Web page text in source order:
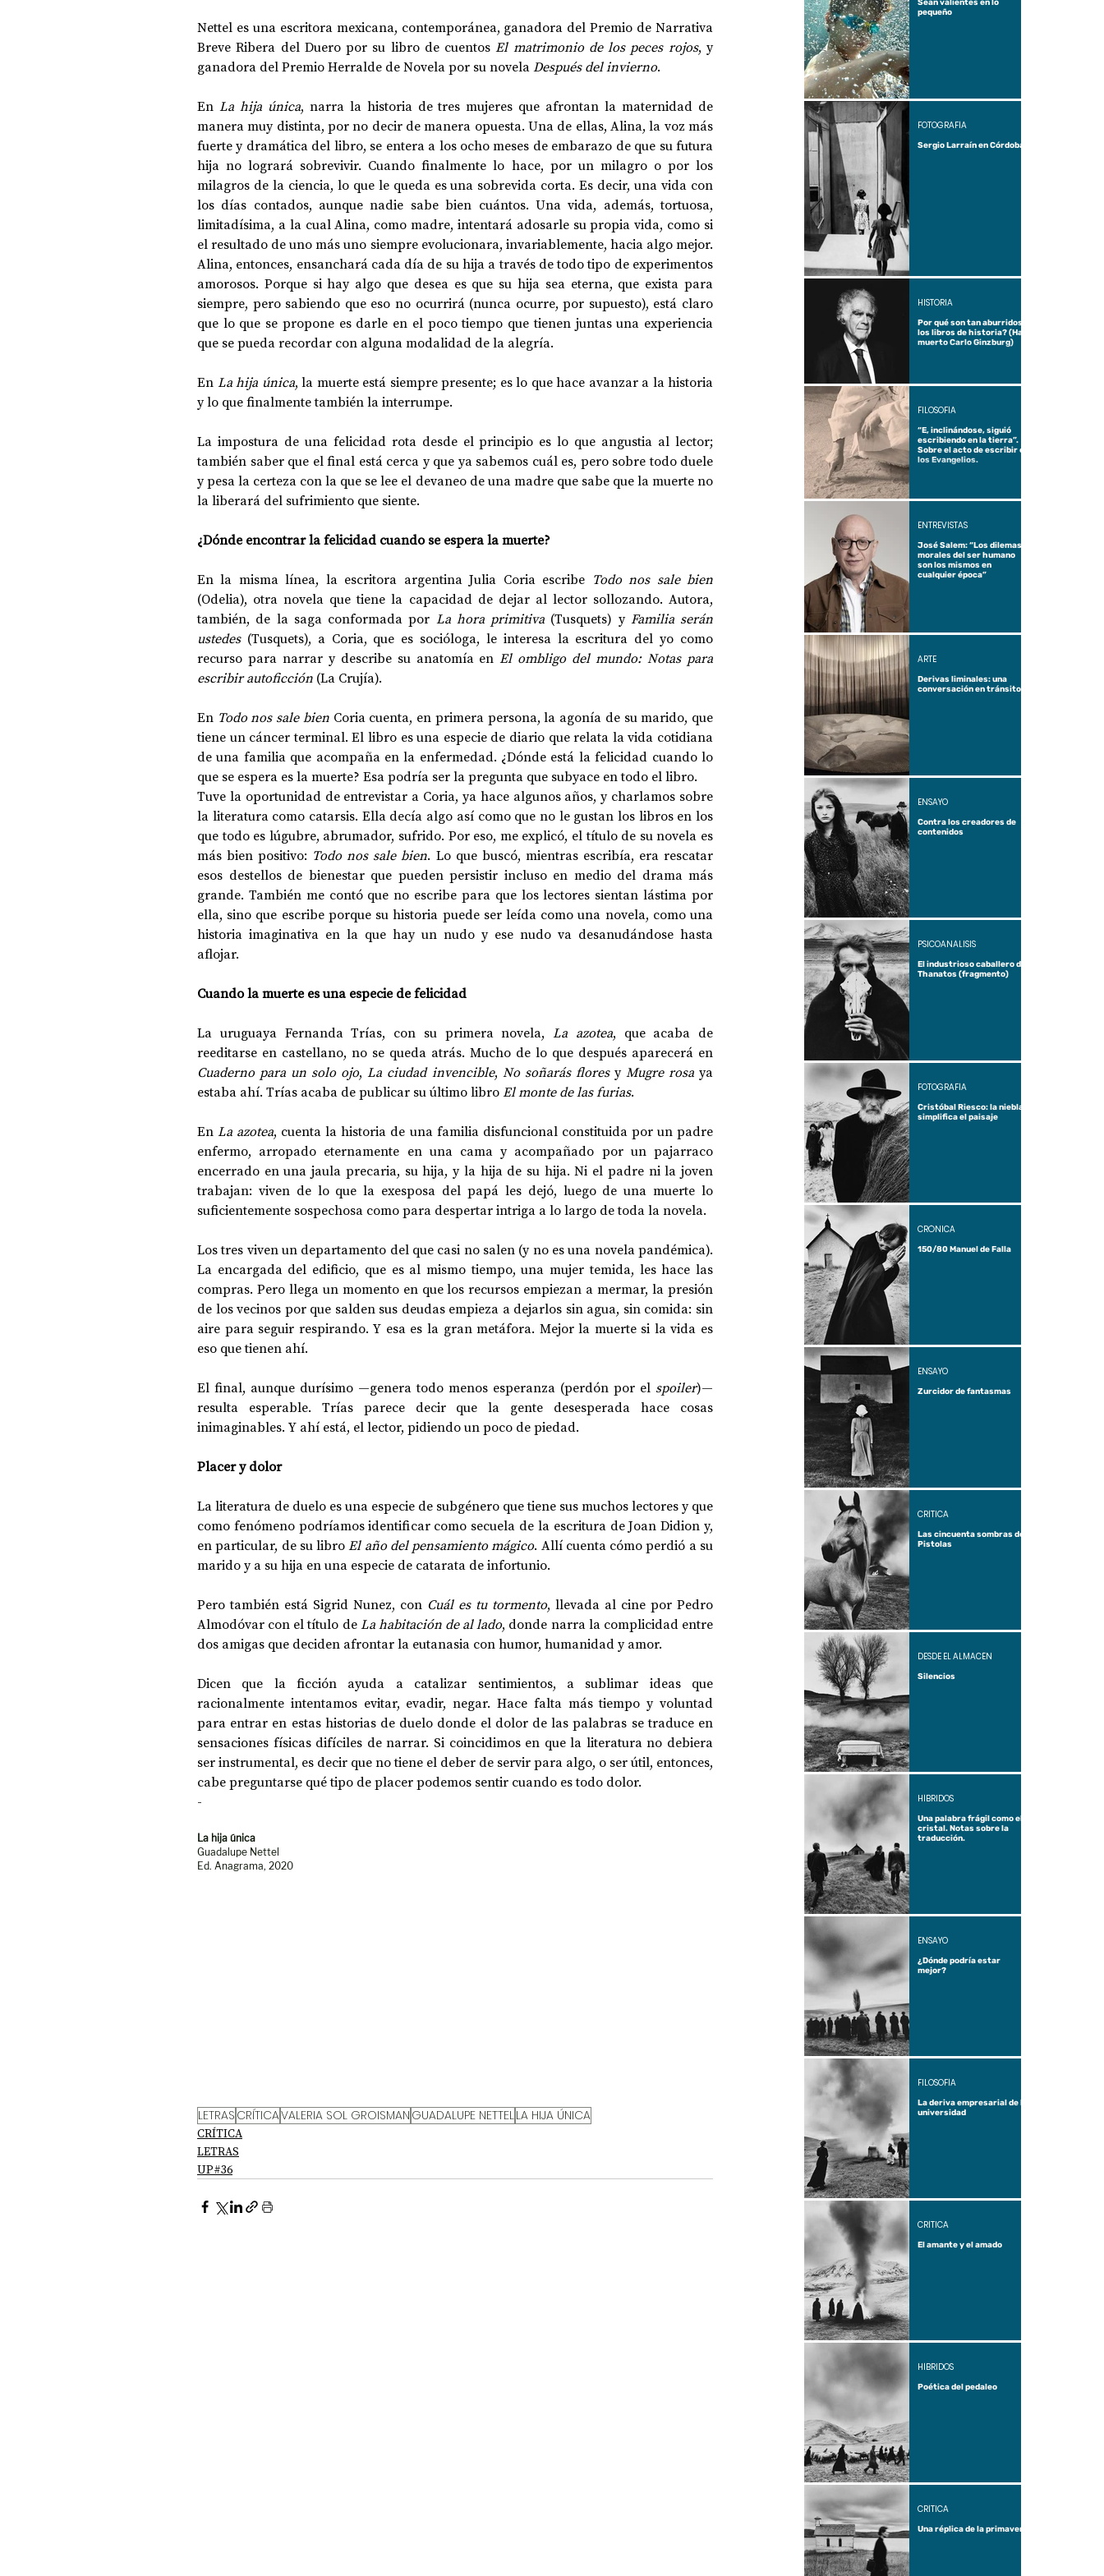
ANTROPOLOGÍA
CIENCIA Y TECNOLOGÍA
Nettel es una escritora mexicana, contemporánea, ganadora del Premio de Narrativa
Breve Ribera del Duero por su libro de cuentos El matrimonio de los peces rojos, y
ganadora del Premio Herralde de Novela por su novela Después del invierno.
En La hija única, narra la historia de tres mujeres que afrontan la maternidad de
manera muy distinta, por no decir de manera opuesta. Una de ellas, Alina, la voz más
fuerte y dramática del libro, se entera a los ocho meses de embarazo de que su futura
hija no logrará sobrevivir. Cuando finalmente lo hace, por un milagro o por los
milagros de la ciencia, lo que le queda es una sobrevida corta. Es decir, una vida con
los días contados, aunque nadie sabe bien cuántos. Una vida, además, tortuosa,
limitadísima, a la cual Alina, como madre, intentará adosarle su propia vida, como si
el resultado de uno más uno siempre evolucionara, invariablemente, hacia algo mejor.
Alina, entonces, ensanchará cada día de su hija a través de todo tipo de experimentos
amorosos. Porque si hay algo que desea es que su hija sea eterna, que exista para
siempre, pero sabiendo que eso no ocurrirá (nunca ocurre, por supuesto), está claro
que lo que se propone es darle en el poco tiempo que tienen juntas una experiencia
que se pueda recordar con alguna modalidad de la alegría.
En La hija única, la muerte está siempre presente; es lo que hace avanzar a la historia
y lo que finalmente también la interrumpe.
La impostura de una felicidad rota desde el principio es lo que angustia al lector;
también saber que el final está cerca y que ya sabemos cuál es, pero sobre todo duele
y pesa la certeza con la que se lee el devaneo de una madre que sabe que la muerte no
la liberará del sufrimiento que siente.
¿Dónde encontrar la felicidad cuando se espera la muerte?
En la misma línea, la escritora argentina Julia Coria escribe
(Odelia), otra novela que tiene la capacidad de dejar al lector sollozando. Autora,
también, de la saga conformada por La hora primitiva (Tusquets) y Familia serán
ustedes (Tusquets), a Coria, que es socióloga, le interesa la escritura del yo como
recurso para narrar y describe su anatomía en El ombligo del mundo: Notas para
escribir autoficción (La Crujía).
En Todo nos sale bien Coria cuenta, en primera persona, la agonía de su marido, que
tiene un cáncer terminal. El libro es una especie de diario que relata la vida cotidiana
de una familia que acompaña en la enfermedad. ¿Dónde está la felicidad cuando lo
que se espera es la muerte? Esa podría ser la pregunta que subyace en todo el libro.
Tuve la oportunidad de entrevistar a Coria, ya hace algunos años, y charlamos sobre
la literatura como catarsis. Ella decía algo así como que no le gustan los libros en los
que todo es lúgubre, abrumador, sufrido. Por eso, me explicó, el título de su novela es
más bien positivo: Todo nos sale bien. Lo que buscó, mientras escribía, era rescatar
esos destellos de bienestar que pueden persistir incluso en medio del drama más
grande. También me contó que no escribe para que los lectores sientan lástima por
ella, sino que escribe porque su historia puede ser leída como una novela, como una
historia imaginativa en la que hay un nudo y ese nudo va desanudándose hasta
aflojar.
Cuando la muerte es una especie de felicidad
La uruguaya Fernanda Trías, con su primera novela, La azotea, que acaba de
Cuaderno para un solo ojo, La ciudad invencible, No soñarás flores y Mugre rosa ya
estaba ahí. Trías acaba de publicar su último libro El monte de las furias.
En La azotea, cuenta la historia de una familia disfuncional constituida por un padre
enfermo, arropado eternamente en una cama y acompañado por un pajarraco
encerrado en una jaula precaria, su hija, y la hija de su hija. Ni el padre ni la joven
trabajan: viven de lo que la exesposa del papá les dejó, luego de una muerte lo
suficientemente sospechosa como para despertar intriga a lo largo de toda la novela.
Los tres viven un departamento del que casi no salen (y no es una novela pandémica).
La encargada del edificio, que es al mismo tiempo, una mujer temida, les hace las
compras. Pero llega un momento en que los recursos empiezan a mermar, la presión
de los vecinos por que salden sus deudas empieza a dejarlos sin agua, sin comida: sin
aire para seguir respirando. Y esa es la gran metáfora. Mejor la muerte si la vida es
eso que tienen ahí.
El final, aunque durísimo —genera todo menos esperanza (perdón por el spoiler)—
resulta esperable. Trías parece decir que la gente desesperada hace cosas
inimaginables. Y ahí está, el lector, pidiendo un poco de piedad.
Placer y dolor
La literatura de duelo es una especie de subgénero que tiene sus muchos lectores y que
como fenómeno podríamos identificar como secuela de la escritura de Joan Didion y,
en particular, de su libro El año del pensamiento mágico. Allí cuenta cómo perdió a su
marido y a su hija en una especie de catarata de infortunio.
Pero también está Sigrid Nunez, con Cuál es tu tormento, llevada al cine por Pedro
Almodóvar con el título de La habitación de al lado, donde narra la complicidad entre
dos amigas que deciden afrontar la eutanasia con humor, humanidad y amor.
Dicen que la ficción ayuda a catalizar sentimientos, a sublimar ideas que
racionalmente intentamos evitar, evadir, negar. Hace falta más tiempo y voluntad
para entrar en estas historias de duelo donde el dolor de las palabras se traduce en
sensaciones físicas difíciles de narrar. Si coincidimos en que la literatura no debiera
ser instrumental, es decir que no tiene el deber de servir para algo, o ser útil, entonces,
cabe preguntarse qué tipo de placer podemos sentir cuando es todo dolor.
-
La hija única
Guadalupe Nettel
Ed. Anagrama, 2020
LETRAS CRÍTICAVALERIA SOL GROISMAN GUADALUPE NETTELLA HIJA ÚNICA
CRÍTICA
LETRAS
UP#36
Sean valientes en lo
pequeño
Sergio Larraín en Córdoba
FOTOGRAFÍA
Por qué son tan aburridos
los libros de historia? (Ha
muerto Carlo Ginzburg)
HISTORIA
“E, inclinándose, siguió
escribiendo en la tierra”.
Sobre el acto de escribir en
los Evangelios.
FILOSOFÍA
José Salem: “Los dilemas
morales del ser humano
son los mismos en
cualquier época”
ENTREVISTAS
Derivas liminales: una
conversación en tránsito
ARTE
Contra los creadores de
contenidos
ENSAYO
El industrioso caballero de
Thanatos (fragmento)
PSICOANÁLISIS
Cristóbal Riesco: la niebla
simplifica el paisaje
FOTOGRAFÍA
150/80 Manuel de Falla
CRÓNICA
Zurcidor de fantasmas
ENSAYO
Las cincuenta sombras de
Pistolas
CRÍTICA
Silencios
DESDE EL ALMACÉN
Una palabra frágil como el
cristal. Notas sobre la
traducción.
HÍBRIDOS
¿Dónde podría estar
mejor?
ENSAYO
La deriva empresarial de la
universidad
FILOSOFÍA
El amante y el amado
CRÍTICA
Poética del pedaleo
HÍBRIDOS
Una réplica de la primavera
CRÍTICA